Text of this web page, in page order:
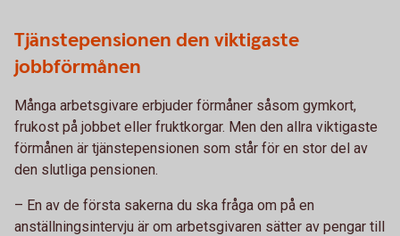
Tjänstepensionen den viktigaste
jobbförmånen
Många arbetsgivare erbjuder förmåner såsom gymkort,
frukost på jobbet eller fruktkorgar. Men den allra viktigaste
förmånen är tjänstepensionen som står för en stor del av
den slutliga pensionen.
– En av de första sakerna du ska fråga om på en
anställningsintervju är om arbetsgivaren sätter av pengar till